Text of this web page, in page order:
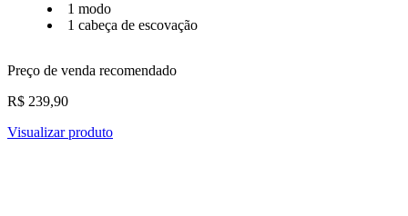
1 modo
1 cabeça de escovação
Preço de venda recomendado
R$ 239,90
Visualizar produto